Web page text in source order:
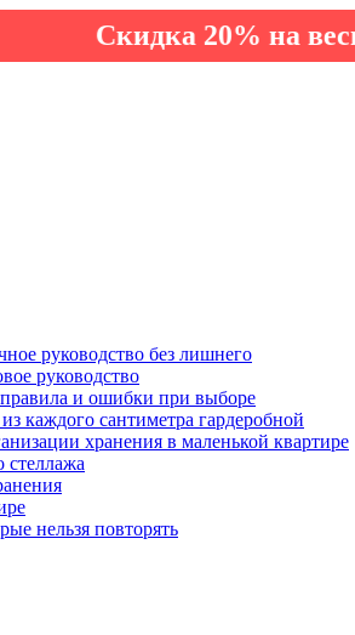
Скидка 20% на весь
руководство без лишнего
руководство
и ошибки при выборе
каждого сантиметра гардеробной
хранения в маленькой квартире
стеллажа
нельзя повторять